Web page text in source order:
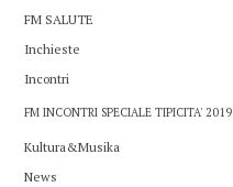
FM SALUTE
Inchieste
Incontri
FM INCONTRI SPECIALE TIPICITA' 2019
Kultura&Musika
News